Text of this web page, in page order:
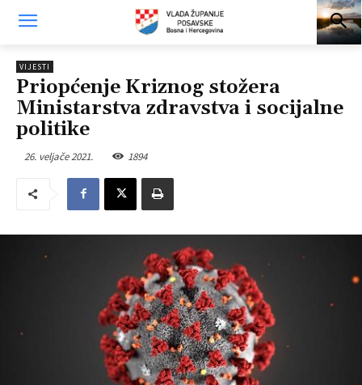
VIJESTI
Priopćenje Kriznog stožera
Ministarstva zdravstva i socijalne
politike
26. veljače 2021. 1894